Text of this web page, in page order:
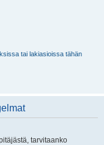
tai lakiasioissa tähän
tarvitaanko